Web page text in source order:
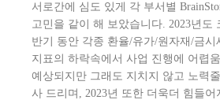
서로간에 심도 있게 각 부서별
고민을 같이 해 보았습니다. 2023년도
반기 동안 각종 환율/유가/원자재/금시
지표의 하락속에서 사업 진행에 어렵
예상되지만 그래도 지치지 않고 노력
사 드리며, 2023년 또한 더욱더 힘들어